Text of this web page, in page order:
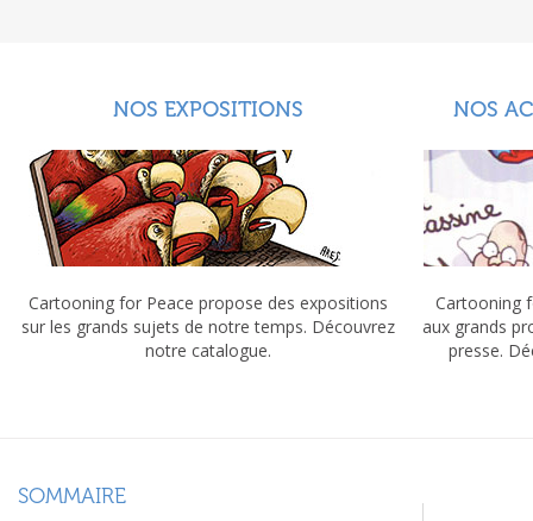
NOS EXPOSITIONS
Cartooning for Peace propose des expositions
sur les grands sujets de notre temps. Découvrez
notre catalogue.
NOS
Cartooning
aux grands
presse.
SOMMAIRE